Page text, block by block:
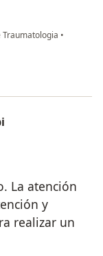
Traumatologia •
La atención
y
realizar un